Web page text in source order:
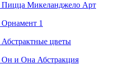
Пицца Микеланджело Арт
Орнамент 1
Абстрактные цветы
Он и Она Абстракция